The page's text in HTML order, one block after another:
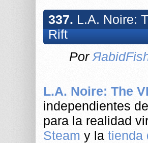
337. L.A. Noire:
Rift
Por
L.A. Noire: The
independientes
para la realidad
Steam y la tienda